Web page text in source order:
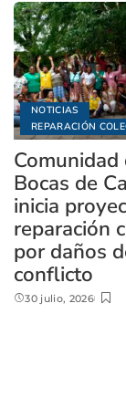
NOTICIAS
REPARACIÓN
Comunidad
Bocas de
inicia
reparación
por daños
conflicto
30 julio, 2026